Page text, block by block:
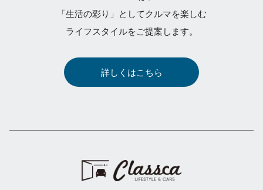
「生活の彩り」としてクルマを楽しむ
ライフスタイルをご提案します。
詳しくはこちら